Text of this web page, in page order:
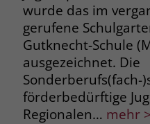
wurde das im
gerufene
Gutknecht-Schule
ausgezeichnet. Die
Sonderberufs(fach-
förderbedürftige
Regionalen… mehr >